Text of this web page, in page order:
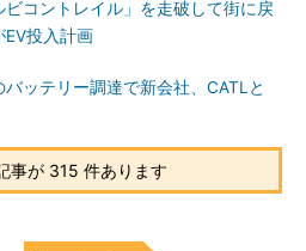
ビコントレイル」を走破して街に戻
EV投入計画
ッテリー調達で新会社、CATLと
事が 315 件あります